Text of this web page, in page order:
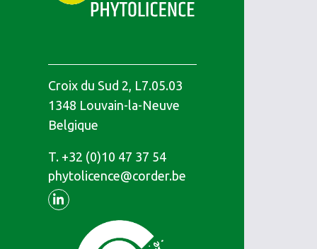
Croix du Sud 2, L7.05.03
1348 Louvain-la-Neuve
Belgique
T.Téléphone
+32 (0)10 47 37 54
phytolicence@corder.be
Linkedin